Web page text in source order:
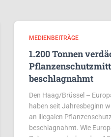
MEDIENBEITRÄGE
1.200 Tonnen
beschlagnahmt
Den Haag/Brüssel –
haben seit Jahresbeginn
an illegalen
beschlagnahmt. Wie